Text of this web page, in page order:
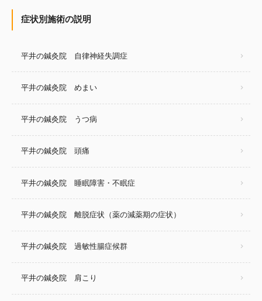
症状別施術の説明
平井の鍼灸院 自律神経失調症
平井の鍼灸院 めまい
平井の鍼灸院 うつ病
平井の鍼灸院 頭痛
平井の鍼灸院 睡眠障害・不眠症
平井の鍼灸院 離脱症状（薬の減薬期の症状）
平井の鍼灸院 過敏性腸症候群
平井の鍼灸院 肩こり